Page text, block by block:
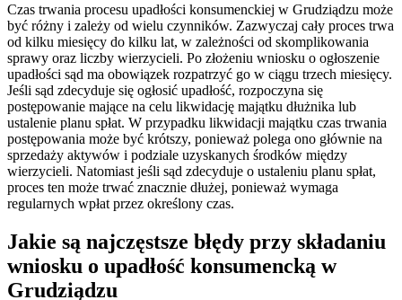
Czas trwania procesu upadłości konsumenckiej w Grudziądzu może
być różny i zależy od wielu czynników. Zazwyczaj cały proces trwa
od kilku miesięcy do kilku lat, w zależności od skomplikowania
sprawy oraz liczby wierzycieli. Po złożeniu wniosku o ogłoszenie
upadłości sąd ma obowiązek rozpatrzyć go w ciągu trzech miesięcy.
Jeśli sąd zdecyduje się ogłosić upadłość, rozpoczyna się
postępowanie mające na celu likwidację majątku dłużnika lub
ustalenie planu spłat. W przypadku likwidacji majątku czas trwania
postępowania może być krótszy, ponieważ polega ono głównie na
sprzedaży aktywów i podziale uzyskanych środków między
wierzycieli. Natomiast jeśli sąd zdecyduje o ustaleniu planu spłat,
proces ten może trwać znacznie dłużej, ponieważ wymaga
regularnych wpłat przez określony czas.
Jakie są najczęstsze błędy przy składaniu
wniosku o upadłość konsumencką w
Grudziądzu